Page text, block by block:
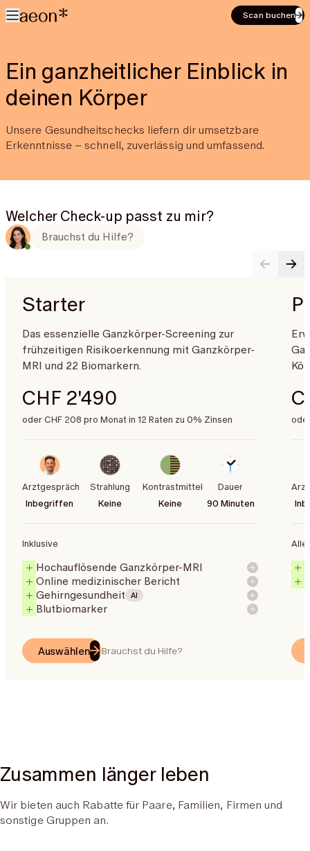
Scan buchen
Ein ganzheitlicher Einblick in
deinen Körper
Unsere Gesundheitschecks liefern dir umsetzbare
Erkenntnisse – schnell, zuverlässig und umfassend.
Welcher Check-up passt zu mir?
Brauchst du Hilfe?
Starter
Das essenzielle Ganzkörper-Screening zur
frühzeitigen Risikoerkennung mit Ganzkörper-
MRI und 22 Biomarkern.
CHF 2'490
oder CHF 208 pro Monat in 12 Raten zu 0% Zinsen
Arztgespräch Strahlung Kontrastmittel
Dauer
Inbegriffen
Keine Keine 90 Minuten
Inklusive
Hochauflösende Ganzkörper-MRI
Online medizinischer Bericht
Gehirngesundheit AI
Blutbiomarker
Auswählen Brauchst du Hilfe?
Zusammen länger leben
Wir bieten auch Rabatte für Paare, Familien, Firmen und
sonstige Gruppen an.